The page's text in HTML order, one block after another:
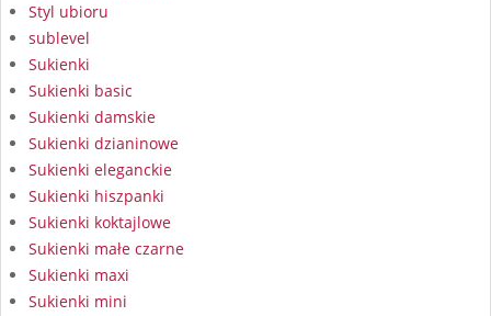
Styl ubioru
sublevel
Sukienki
Sukienki basic
Sukienki damskie
Sukienki dzianinowe
Sukienki eleganckie
Sukienki hiszpanki
Sukienki koktajlowe
Sukienki małe czarne
Sukienki maxi
Sukienki mini